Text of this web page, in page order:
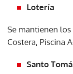
Lotería
Se mantienen
Costera, Piscina
Santo